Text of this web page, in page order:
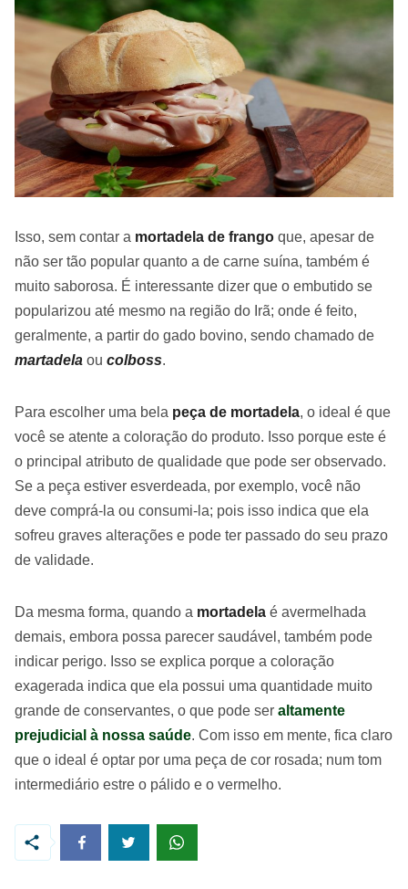
Isso, sem contar a mortadela de frango que, apesar de
não ser tão popular quanto a de carne suína, também é
muito saborosa. É interessante dizer que o embutido se
popularizou até mesmo na região do Irã; onde é feito,
geralmente, a partir do gado bovino, sendo chamado de
martadela ou colboss.
Para escolher uma bela peça de mortadela, o ideal é que
você se atente a coloração do produto. Isso porque este é
o principal atributo de qualidade que pode ser observado.
Se a peça estiver esverdeada, por exemplo, você não
deve comprá-la ou consumi-la; pois isso indica que ela
sofreu graves alterações e pode ter passado do seu prazo
de validade.
Da mesma forma, quando a mortadela é avermelhada
demais, embora possa parecer saudável, também pode
indicar perigo. Isso se explica porque a coloração
exagerada indica que ela possui uma quantidade muito
grande de conservantes, o que pode ser altamente
prejudicial à nossa saúde. Com isso em mente, fica claro
que o ideal é optar por uma peça de cor rosada; num tom
intermediário estre o pálido e o vermelho.